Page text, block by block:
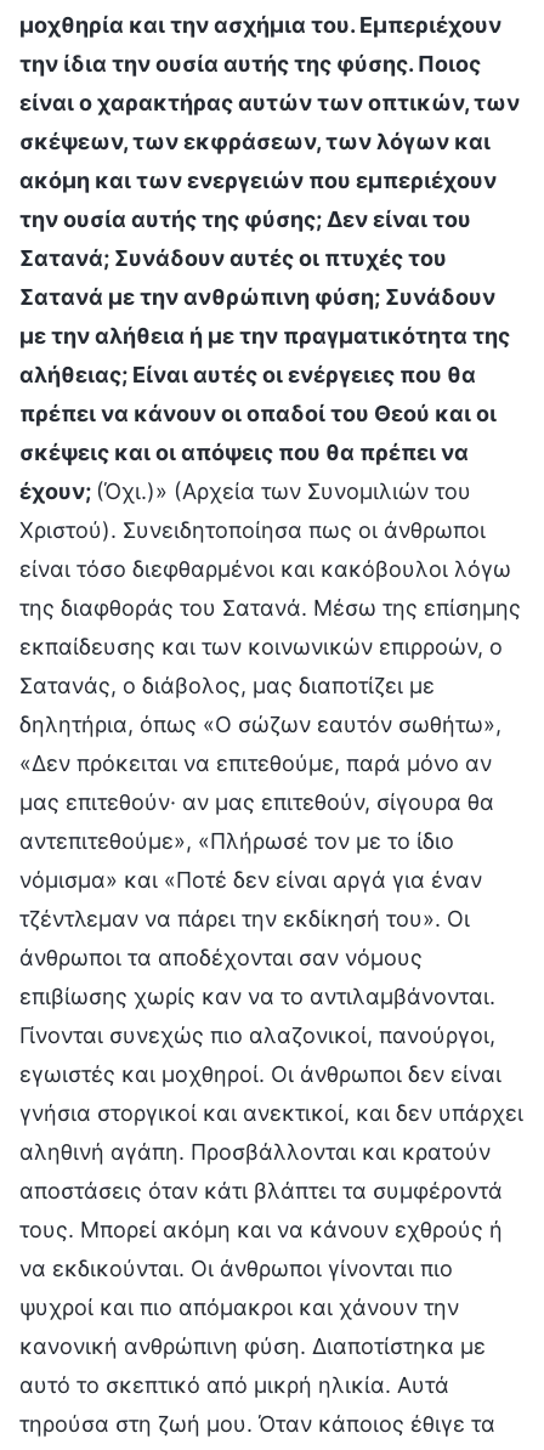
μοχθηρία και την ασχήμια του. Εμπεριέχουν
την ίδια την ουσία αυτής της φύσης. Ποιος
είναι ο χαρακτήρας αυτών των οπτικών, των
σκέψεων, των εκφράσεων, των λόγων και
ακόμη και των ενεργειών που εμπεριέχουν
την ουσία αυτής της φύσης; Δεν είναι του
Σατανά; Συνάδουν αυτές οι πτυχές του
Σατανά με την ανθρώπινη φύση; Συνάδουν
με την αλήθεια ή με την πραγματικότητα της
αλήθειας; Είναι αυτές οι ενέργειες που θα
πρέπει να κάνουν οι οπαδοί του Θεού και οι
σκέψεις και οι απόψεις που θα πρέπει να
έχουν; (Όχι.)» (Αρχεία των Συνομιλιών του
Χριστού). Συνειδητοποίησα πως οι άνθρωποι
είναι τόσο διεφθαρμένοι και κακόβουλοι λόγω
της διαφθοράς του Σατανά. Μέσω της επίσημης
εκπαίδευσης και των κοινωνικών επιρροών, ο
Σατανάς, ο διάβολος, μας διαποτίζει με
δηλητήρια, όπως «Ο σώζων εαυτόν σωθήτω»,
«Δεν πρόκειται να επιτεθούμε, παρά μόνο αν
μας επιτεθούν· αν μας επιτεθούν, σίγουρα θα
αντεπιτεθούμε», «Πλήρωσέ τον με το ίδιο
νόμισμα» και «Ποτέ δεν είναι αργά για έναν
τζέντλεμαν να πάρει την εκδίκησή του». Οι
άνθρωποι τα αποδέχονται σαν νόμους
επιβίωσης χωρίς καν να το αντιλαμβάνονται.
Γίνονται συνεχώς πιο αλαζονικοί, πανούργοι,
εγωιστές και μοχθηροί. Οι άνθρωποι δεν είναι
γνήσια στοργικοί και ανεκτικοί, και δεν υπάρχει
αληθινή αγάπη. Προσβάλλονται και κρατούν
αποστάσεις όταν κάτι βλάπτει τα συμφέροντά
τους. Μπορεί ακόμη και να κάνουν εχθρούς ή
να εκδικούνται. Οι άνθρωποι γίνονται πιο
ψυχροί και πιο απόμακροι και χάνουν την
κανονική ανθρώπινη φύση. Διαποτίστηκα με
αυτό το σκεπτικό από μικρή ηλικία. Αυτά
τηρούσα στη ζωή μου. Όταν κάποιος έθιγε τα